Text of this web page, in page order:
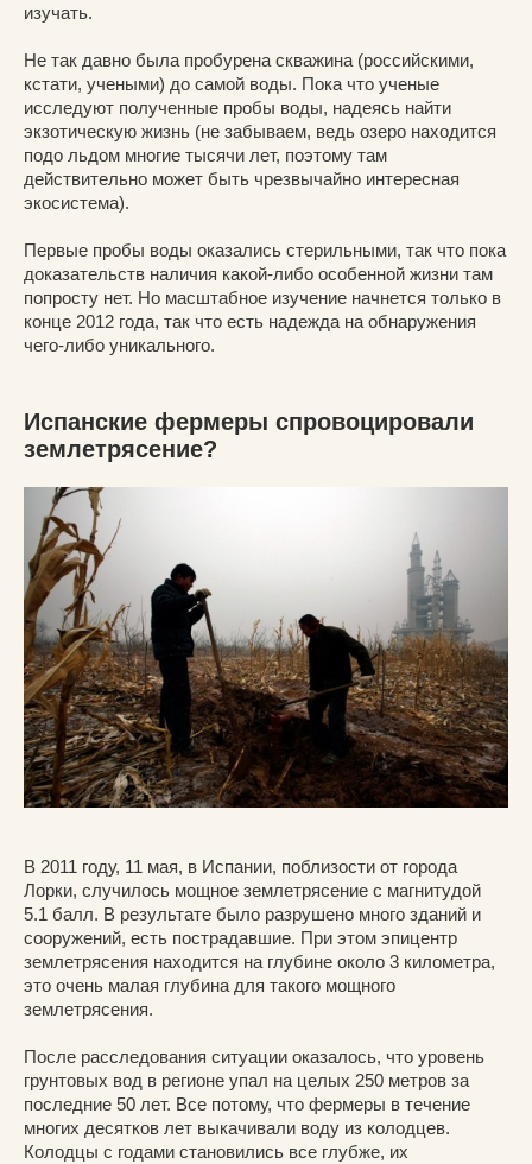
изучать.
Не так давно была пробурена скважина (российскими,
кстати, учеными) до самой воды. Пока что ученые
исследуют полученные пробы воды, надеясь найти
экзотическую жизнь (не забываем, ведь озеро находится
подо льдом многие тысячи лет, поэтому там
действительно может быть чрезвычайно интересная
экосистема).
Первые пробы воды оказались стерильными, так что пока
доказательств наличия какой-либо особенной жизни там
попросту нет. Но масштабное изучение начнется только в
конце 2012 года, так что есть надежда на обнаружения
чего-либо уникального.
Испанские фермеры спровоцировали
землетрясение?
В 2011 году, 11 мая, в Испании, поблизости от города
Лорки, случилось мощное землетрясение с магнитудой
5.1 балл. В результате было разрушено много зданий и
сооружений, есть пострадавшие. При этом эпицентр
землетрясения находится на глубине около 3 километра,
это очень малая глубина для такого мощного
землетрясения.
После расследования ситуации оказалось, что уровень
грунтовых вод в регионе упал на целых 250 метров за
последние 50 лет. Все потому, что фермеры в течение
многих десятков лет выкачивали воду из колодцев.
Колодцы с годами становились все глубже, их